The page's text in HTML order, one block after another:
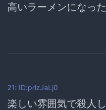
高いラーメンになっ
21: ID:prlzJaLj0
楽しい雰囲気で殺人